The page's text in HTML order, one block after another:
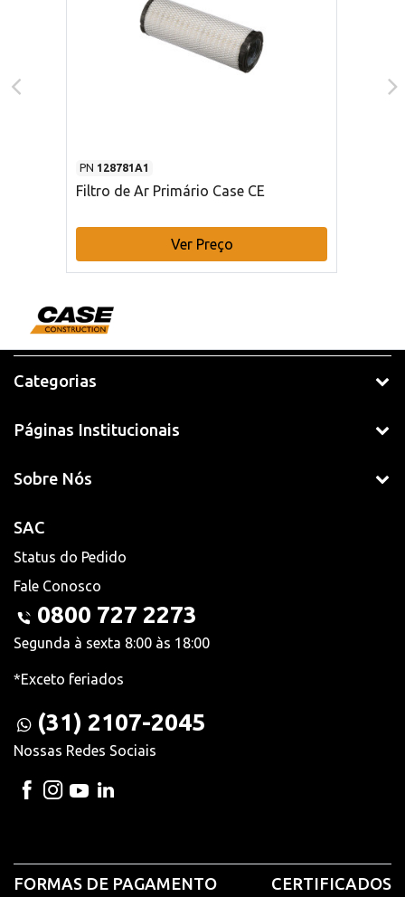
PN 128781A1
Filtro de Ar Primário Case CE
Ver Preço
Categorias
Páginas Institucionais
Sobre Nós
SAC
Status do Pedido
Fale Conosco
0800 727 2273
Segunda à sexta 8:00 às 18:00
*Exceto feriados
(31) 2107-2045
Nossas Redes Sociais
FORMAS DE PAGAMENTO CERTIFICADOS